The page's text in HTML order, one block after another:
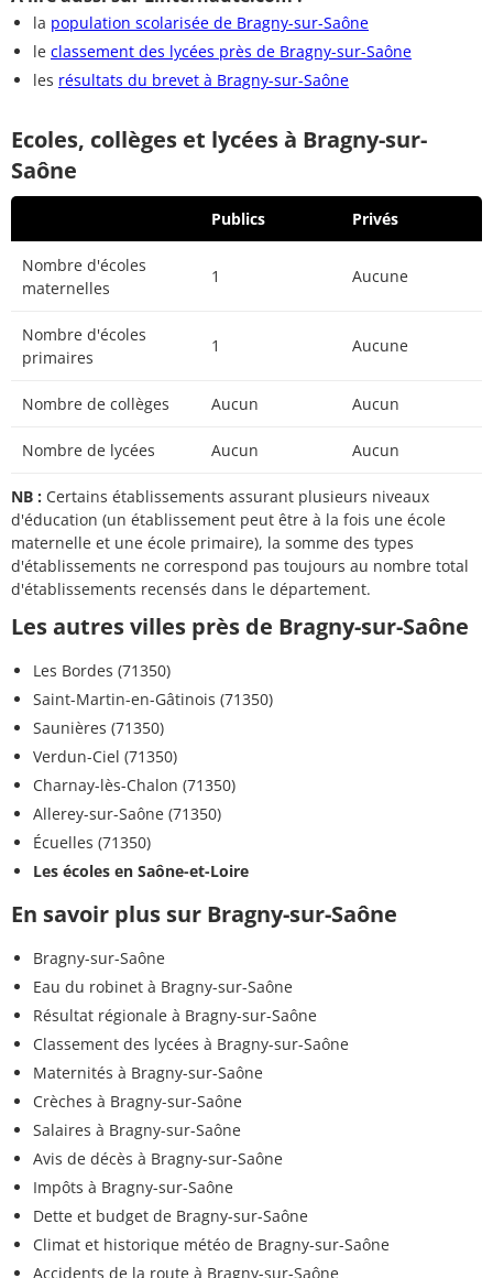
la population scolarisée de Bragny-sur-Saône
le classement des lycées près de Bragny-sur-Saône
les résultats du brevet à Bragny-sur-Saône
Ecoles, collèges et lycées à Bragny-sur-
Saône
Publics Privés
Nombre d'écoles
maternelles
1 Aucune
Nombre d'écoles
primaires
1 Aucune
Nombre de collèges Aucun Aucun
Nombre de lycées Aucun Aucun
NB : Certains établissements assurant plusieurs niveaux
d'éducation (un établissement peut être à la fois une école
maternelle et une école primaire), la somme des types
d'établissements ne correspond pas toujours au nombre total
d'établissements recensés dans le département.
Les autres villes près de Bragny-sur-Saône
Les Bordes (71350)
Saint-Martin-en-Gâtinois (71350)
Saunières (71350)
Verdun-Ciel (71350)
Charnay-lès-Chalon (71350)
Allerey-sur-Saône (71350)
Écuelles (71350)
Les écoles en Saône-et-Loire
En savoir plus sur Bragny-sur-Saône
Bragny-sur-Saône
Eau du robinet à Bragny-sur-Saône
Résultat régionale à Bragny-sur-Saône
Classement des lycées à Bragny-sur-Saône
Maternités à Bragny-sur-Saône
Crèches à Bragny-sur-Saône
Salaires à Bragny-sur-Saône
Avis de décès à Bragny-sur-Saône
Impôts à Bragny-sur-Saône
Dette et budget de Bragny-sur-Saône
Climat et historique météo de Bragny-sur-Saône
Accidents de la route à Bragny-sur-Saône